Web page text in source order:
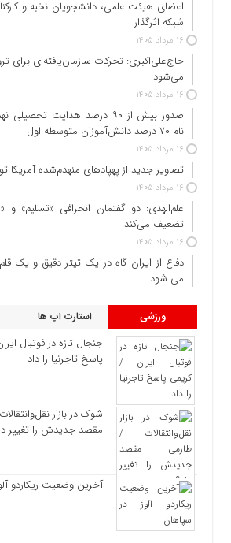
اعضای هیئت علمی، دانشجویان نخبه و
شبکه‌ اثرگذار
۱۶ مرداد ۱۴۰۵
حاج‌علی‌اکبری: تحرکات سازمان‌یافته‌ای برای
می‌شود
۱۶ مرداد ۱۴۰۵
صدور بیش از ۹۰ درصد هدایت
نام ۷۰ درصد دانش‌آموزان متوسطه اول
۱۶ مرداد ۱۴۰۵
تصاویر جدید از پهپادهای منهدم‌شده آمریکا
۱۶ مرداد ۱۴۰۵
علم‌الهدی: دو گفتمان انحرافی «تسلیم» و
تضعیف می‌کند
۱۶ مرداد ۱۴۰۵
دفاع از ایران گاه در یک تیتر دقیق و یک
می شود
ورزشی استارت اپ ها
جنجال تازه در فوتبال
پاسخ تاجرنیا را داد
شوک در بازار
مقصد جدیدش را تغییر
آخرین وضعیت ریکاردو